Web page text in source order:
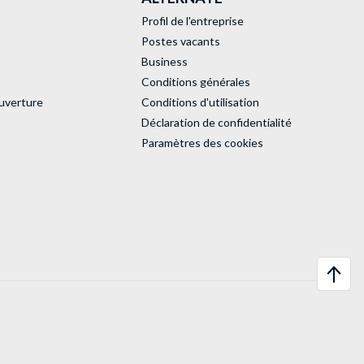
Profil de l'entreprise
Postes vacants
Business
Conditions générales
Conditions d'utilisation
Déclaration de confidentialité
Paramètres des cookies